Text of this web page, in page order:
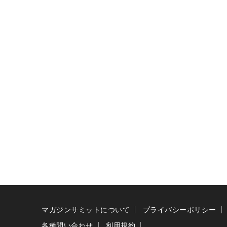
マガジンサミットについて プライバシーポリシー